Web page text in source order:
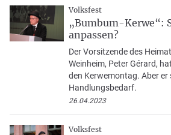
Volksfest
„Bumbum-Kerwe“:
anpassen?
Der Vorsitzende des
Weinheim, Peter Gérard,
den Kerwemontag. Aber
Handlungsbedarf.
26.04.2023
Volksfest